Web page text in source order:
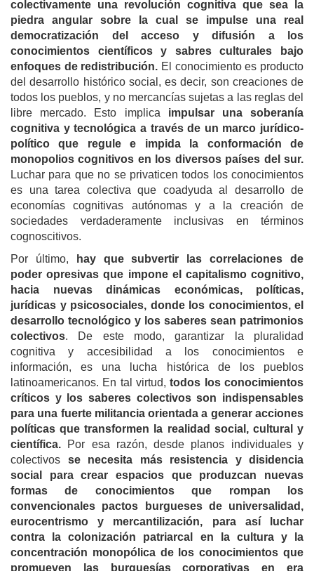
colectivamente una revolución cognitiva que sea la
piedra angular sobre la cual se impulse una real
democratización del acceso y difusión a los
conocimientos científicos y sabres culturales bajo
enfoques de redistribución. El conocimiento es producto
del desarrollo histórico social, es decir, son creaciones de
todos los pueblos, y no mercancías sujetas a las reglas del
libre mercado. Esto implica impulsar una soberanía
cognitiva y tecnológica a través de un marco jurídico-
político que regule e impida la conformación de
monopolios cognitivos en los diversos países del sur.
Luchar para que no se privaticen todos los conocimientos
es una tarea colectiva que coadyuda al desarrollo de
economías cognitivas autónomas y a la creación de
sociedades verdaderamente inclusivas en términos
cognoscitivos.
Por último,
hay que subvertir las correlaciones de
poder opresivas que impone el capitalismo cognitivo,
hacia nuevas dinámicas económicas, políticas,
jurídicas y psicosociales, donde los conocimientos, el
desarrollo tecnológico y los saberes sean patrimonios
colectivos. De este modo, garantizar la pluralidad
cognitiva y accesibilidad a los conocimientos e
información, es una lucha histórica de los pueblos
latinoamericanos. En tal virtud,todos los conocimientos
críticos y los saberes colectivos son indispensables
para una fuerte militancia orientada a generar acciones
políticas que transformen la realidad social, cultural y
científica. Por esa razón, desde planos individuales y
colectivos se necesita más resistencia y disidencia
social paracrear espacios que produzcan nuevas
formas de conocimientos que rompan los
convencionales pactos burgueses de universalidad,
eurocentrismo y mercantilización, para así
luchar
contra la colonización patriarcal en la cultura y la
concentración monopólica de los conocimientos que
promueven las burguesías corporativas en era